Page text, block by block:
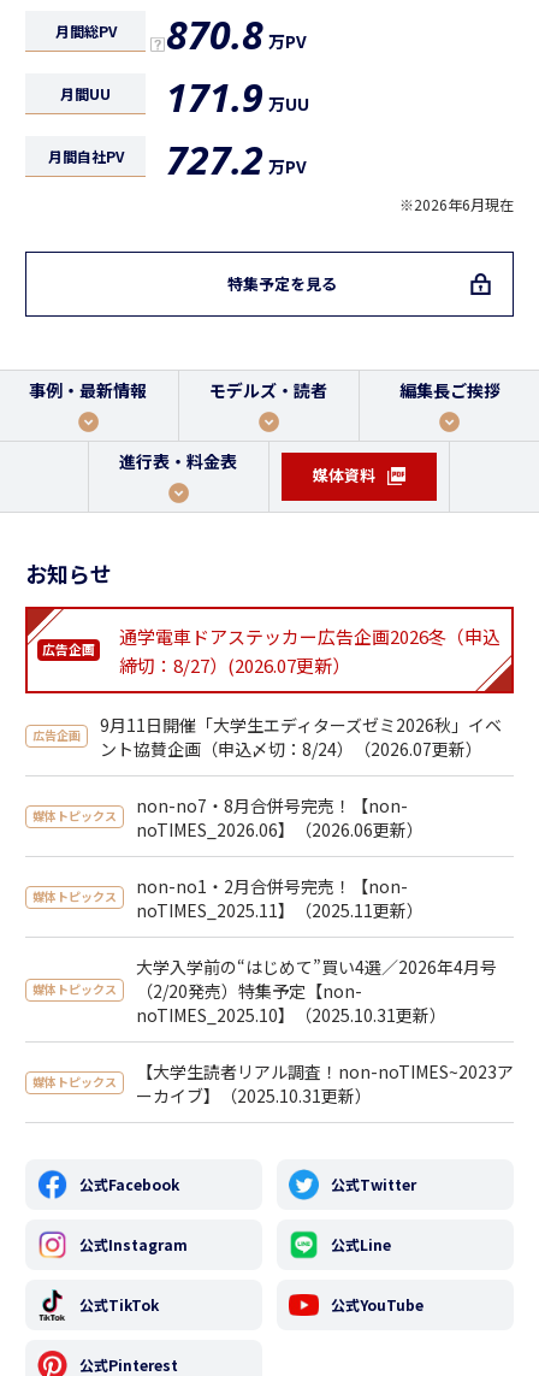
月間総PV 870.8 万PV
月間UU 171.9 万UU
月間自社PV 727.2 万PV
※2026年6月現在
特集予定を見る
事例・最新情報 モデルズ・読者 編集長ご挨拶
進行表・料金表
媒体資料
お知らせ
広告企画
通学電車ドアステッカー広告企画2026冬（申込
締切：8/27）(2026.07更新）
広告企画
9月11日開催「大学生エディターズゼミ2026秋」イベ
ント協賛企画（申込〆切：8/24）（2026.07更新）
媒体トピックス
non-no7・8月合併号完売！【non-
noTIMES_2026.06】（2026.06更新）
媒体トピックス
non-no1・2月合併号完売！【non-
noTIMES_2025.11】（2025.11更新）
媒体トピックス
大学入学前の“はじめて”買い4選／2026年4月号
（2/20発売）特集予定【non-
noTIMES_2025.10】（2025.10.31更新）
媒体トピックス
【大学生読者リアル調査！non-noTIMES~2023ア
ーカイブ】（2025.10.31更新）
公式Facebook 公式Twitter
公式Instagram 公式Line
公式TikTok 公式YouTube
公式Pinterest